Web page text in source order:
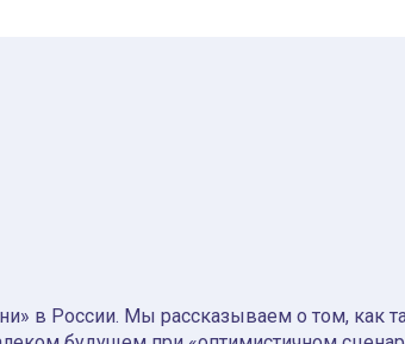
в России. Мы рассказываем о том, как